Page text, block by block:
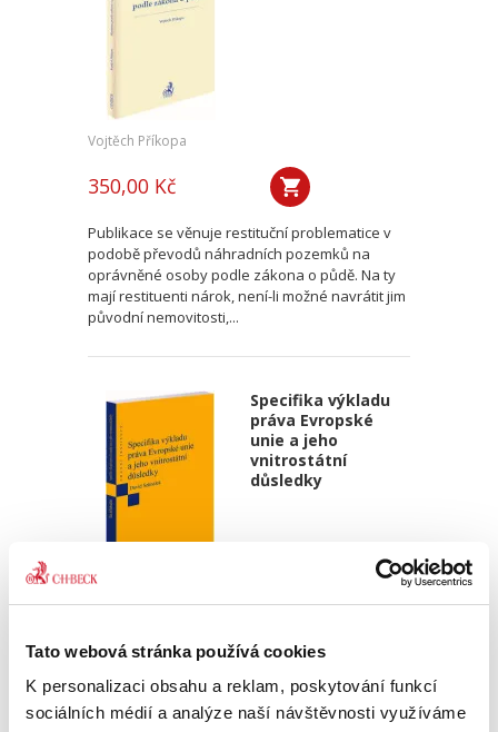
Tato webová stránka používá cookies
K personalizaci obsahu a reklam, poskytování funkcí
sociálních médií a analýze naší návštěvnosti využíváme
Vojtěch Příkopa
350,00 Kč
Publikace se věnuje restituční problematice v
podobě převodů náhradních pozemků na
oprávněné osoby podle zákona o půdě. Na ty
mají restituenti nárok, není-li možné navrátit jim
původní nemovitosti,...
Specifika výkladu
práva Evropské
unie a jeho
vnitrostátní
důsledky
David Sehnálek
390,00 Kč
Publikace je zaměřena na výklad práva
Evropské unie a jeho zvláštnosti ve srovnání s